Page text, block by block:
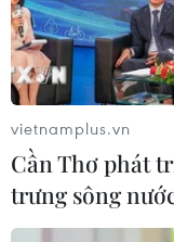
Trường đại học
công bố điểm
09/08/2026 09:43
Điểm chuẩn
Phenikaa dao
vietnamplus.vn
Cần Thơ phát
trưng sông